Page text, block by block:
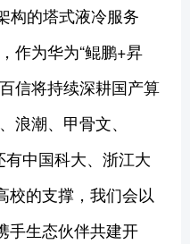
构的塔式液冷服务
作为华为“鲲鹏+昇
信将持续深耕国产算
浪潮、甲骨文、
中国科大、浙江大
校的支撑，我们会以
手生态伙伴共建开